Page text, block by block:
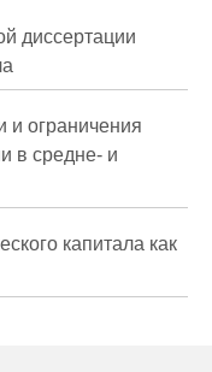
диссертации
ограничения
в средне- и
капитала как